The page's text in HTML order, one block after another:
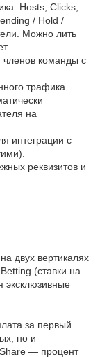
Hosts, Clicks,
/ Hold /
Можно лить
команды с
трафика
на
интеграции с
реквизитов и
двух вертикалях
(ставки на
эксклюзивные
за первый
но и
— процент